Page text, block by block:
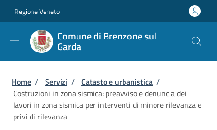
Regione Veneto
Comune di Brenzone sul
Garda
Briciole di pane
Home / Servizi / Catasto e urbanistica /
Costruzioni in zona sismica: preavviso e denuncia dei
lavori in zona sismica per interventi di minore rilevanza e
privi di rilevanza